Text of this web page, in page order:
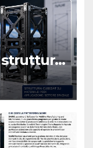
struttura
PEEK